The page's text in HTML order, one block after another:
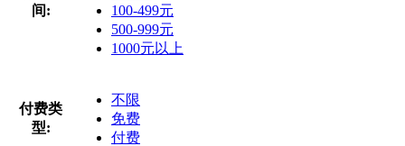
间:
100-499元
500-999元
1000元以上
付费类
型:
不限
免费
付费